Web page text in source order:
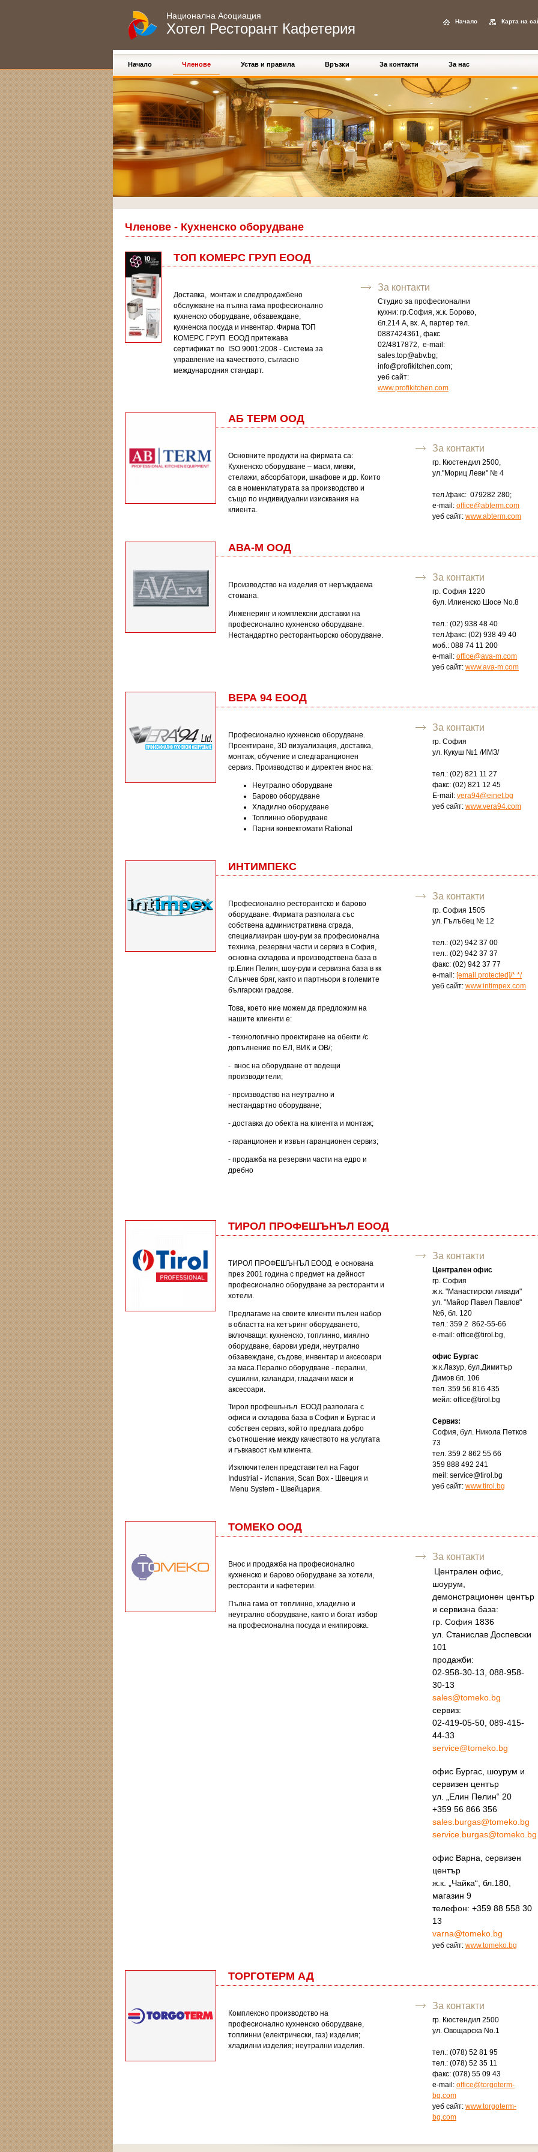
Национална Асоциация
Хотел Ресторант Кафетерия Начало Карта на
Начало Членове Устав и правила Връзки За контакти За нас
Членове - Кухненско оборудване
ТОП КОМЕРС ГРУП ЕООД
Доставка, монтаж и следпродажбено
обслужване на пълна гама професионално
кухненско оборудване, обзавеждане,
кухненска посуда и инвентар. Фирма ТОП
КОМЕРС ГРУП ЕООД притежава
сертификат по ISO 9001:2008 - Система за
управление на качеството, съгласно
международния стандарт.
За контакти
Студио за професионални
кухни: гр.София, ж.к. Борово,
бл.214 А, вх. А, партер тел.
0887424361, факс
02/4817872, e-mail:
sales.top@abv.bg;
info@profikitchen.com;
уеб сайт:
www.profikitchen.com
АБ ТЕРМ ООД
Основните продукти на фирмата са:
Кухненско оборудване – маси, мивки,
стелажи, абсорбатори, шкафове и др. Които
са в номенклатурата за производство и
също по индивидуални изисквания на
клиента.
За контакти
гр. Кюстендил 2500,
ул."Мориц Леви" № 4
тел./факс: 079282 280;
e-mail: office@abterm.com
уеб сайт: www.abterm.com
АВА-М ООД
Производство на изделия от неръждаема
стомана.
Инженеринг и комплексни доставки на
професионално кухненско оборудване.
Нестандартно ресторантьорско оборудване.
За контакти
гр. София 1220
бул. Илиенско Шосе No.8
тел.: (02) 938 48 40
тел./факс: (02) 938 49 40
моб.: 088 74 11 200
e-mail: office@ava-m.com
уеб сайт: www.ava-m.com
ВЕРА 94 ЕООД
Професионално кухненско оборудване.
Проектиране, 3D визуализация, доставка,
монтаж, обучение и следгаранционен
сервиз. Производство и директен внос на:
Неутрално оборудване
Барово оборудване
Хладилно оборудване
Топлинно оборудване
Парни конвектомати Rational
За контакти
гр. София
ул. Кукуш №1 /ИМЗ/
тел.: (02) 821 11 27
факс: (02) 821 12 45
E-mail: vera94@einet.bg
уеб сайт: www.vera94.com
ИНТИМПЕКС
Професионално ресторантско и барово
оборудване. Фирмата разполага със
собствена административна сграда,
специализиран шоу-рум за професионална
техника, резервни части и сервиз в София,
основна складова и производствена база в
гр.Елин Пелин, шоу-рум и сервизна база в кк
Слънчев бряг, както и партньори в големите
български градове.
Това, което ние можем да предложим на
нашите клиенти е:
- технологично проектиране на обекти /с
допълнение по ЕЛ, ВИК и ОВ/;
- внос на оборудване от водещи
производители;
- производство на неутрално и
нестандартно оборудване;
- доставка до обекта на клиента и монтаж;
- гаранционен и извън гаранционен сервиз;
- продажба на резервни части на едро и
дребно
За контакти
гр. София 1505
ул. Гълъбец № 12
тел.: (02) 942 37 00
тел.: (02) 942 37 37
факс: (02) 942 37 77
e-mail: [email protected]/* */
уеб сайт: www.intimpex.com
ТИРОЛ ПРОФЕШЪНЪЛ ЕООД
ТИРОЛ ПРОФЕШЪНЪЛ ЕООД е основана
през 2001 година с предмет на дейност
професионално оборудване за ресторанти и
хотели.
Предлагаме на своите клиенти пълен набор
в областта на кетъринг оборудването,
включващи: кухненско, топлинно, миялно
оборудване, барови уреди, неутрално
обзавеждане, съдове, инвентар и аксесоари
за маса.Перално оборудване - перални,
сушилни, каландри, гладачни маси и
аксесоари.
Тирол профешънъл ЕООД разполага с
офиси и складова база в София и Бургас и
собствен сервиз, който предлага добро
съотношение между качеството на услугата
и гъвкавост към клиента.
Изключителен представител на Fagor
Industrial - Испания, Scan Box - Швеция и
Menu System - Швейцария.
За контакти
Централен офис
гр. София
ж.к. "Манастирски ливади"
ул. "Майор Павел Павлов"
№6, бл. 120
тел.: 359 2 862-55-66
e-mail: office@tirol.bg,
офис Бургас
ж.к.Лазур, бул.Димитър
Димов бл. 106
тел. 359 56 816 435
мейл: office@tirol.bg
Сервиз:
София, бул. Никола Петков
73
тел. 359 2 862 55 66
359 888 492 241
meil: service@tirol.bg
уеб сайт: www.tirol.bg
ТОМЕКО ООД
Внос и продажба на професионално
кухненско и барово оборудване за хотели,
ресторанти и кафетерии.
Пълна гама от топлинно, хладилно и
неутрално оборудване, както и богат избор
на професионална посуда и екипировка.
За контакти
Централен офис,
шоурум,
демонстрационен център
и сервизна база:
гр. София 1836
ул. Станислав Доспевски
101
продажби:
02-958-30-13, 088-958-
30-13
sales@tomeko.bg
сервиз:
02-419-05-50, 089-415-
44-33
service@tomeko.bg
офис Бургас, шоурум и
сервизен център
ул. „Елин Пелин“ 20
+359 56 866 356
sales.burgas@tomeko.bg
service.burgas@tomeko.bg
офис Варна, сервизен
център
ж.к. „Чайка“, бл.180,
магазин 9
телефон: +359 88 558 30
13
varna@tomeko.bg
уеб сайт: www.tomeko.bg
ТОРГОТЕРМ АД
Комплексно производство на
професионално кухненско оборудване,
топлинни (електрически, газ) изделия;
хладилни изделия; неутрални изделия.
За контакти
гр. Кюстендил 2500
ул. Овощарска No.1
тел.: (078) 52 81 95
тел.: (078) 52 35 11
факс: (078) 55 09 43
e-mail: office@torgoterm-
bg.com
уеб сайт: www.torgoterm-
bg.com